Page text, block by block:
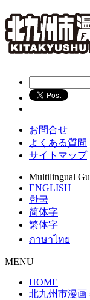
お問合せ
よくある質問
サイトマップ
Multilingual
ENGLISH
한국
简体字
繁体字
ภาษาไทย
MENU
HOME
北九州市漫画